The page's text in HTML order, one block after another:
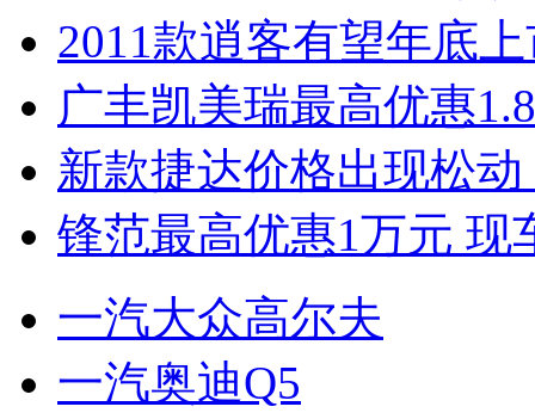
2011款逍客有望年底
广丰凯美瑞最高优惠
新款捷达价格出现松
锋范最高优惠1万元 现
一汽大众高尔夫
一汽奥迪Q5